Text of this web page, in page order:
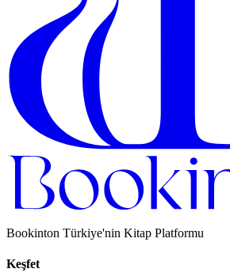
Bookinton Türkiye'nin Kitap Platformu
Keşfet